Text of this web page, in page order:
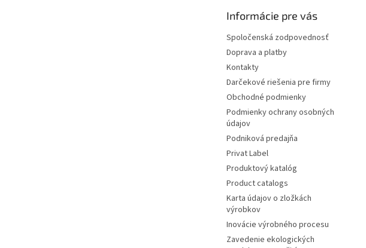
Informácie pre vás
Spoločenská zodpovednosť
Doprava a platby
Kontakty
Darčekové riešenia pre firmy
Obchodné podmienky
Podmienky ochrany osobných
údajov
Podniková predajňa
Privat Label
Produktový katalóg
Product catalogs
Karta údajov o zložkách
výrobkov
Inovácie výrobného procesu
Zavedenie ekologických